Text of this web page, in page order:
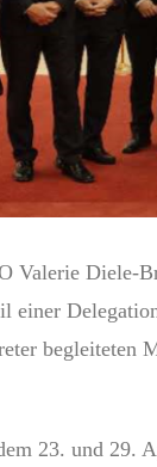
Valerie Diele-
einer
begleiteten
23. und 29.